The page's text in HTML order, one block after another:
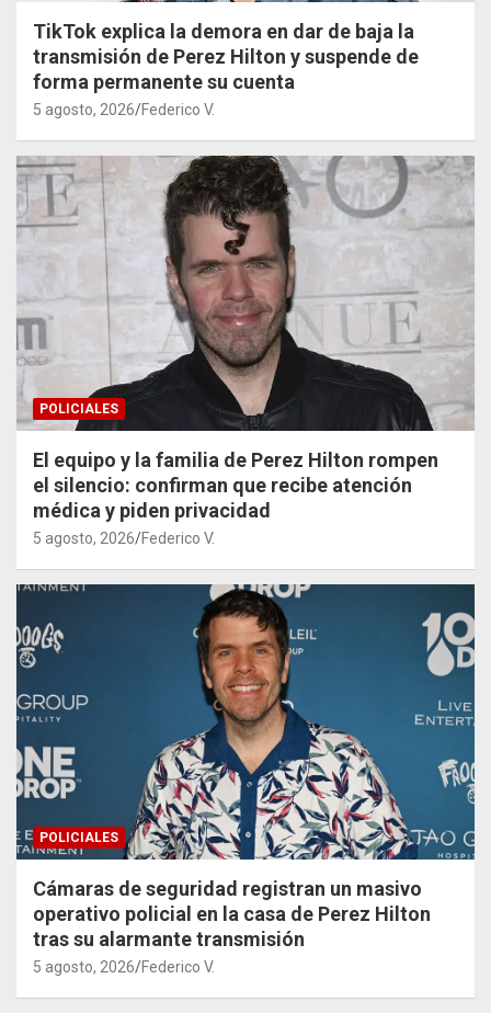
TikTok explica la demora en dar de baja la
transmisión de Perez Hilton y suspende de
forma permanente su cuenta
5 agosto, 2026 Federico V.
POLICIALES
El equipo y la familia de Perez Hilton rompen
el silencio: confirman que recibe atención
médica y piden privacidad
5 agosto, 2026 Federico V.
POLICIALES
Cámaras de seguridad registran un masivo
operativo policial en la casa de Perez Hilton
tras su alarmante transmisión
5 agosto, 2026 Federico V.